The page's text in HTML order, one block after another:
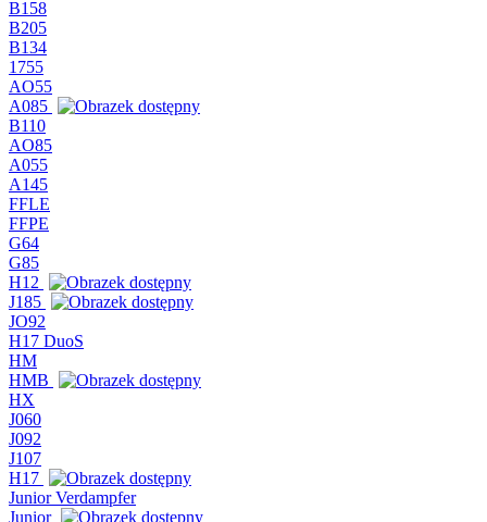
B158
B205
B134
1755
AO55
A085
B110
AO85
A055
A145
FFLE
FFPE
G64
G85
H12
J185
JO92
H17 DuoS
HM
HMB
HX
J060
J092
J107
H17
Junior Verdampfer
Junior